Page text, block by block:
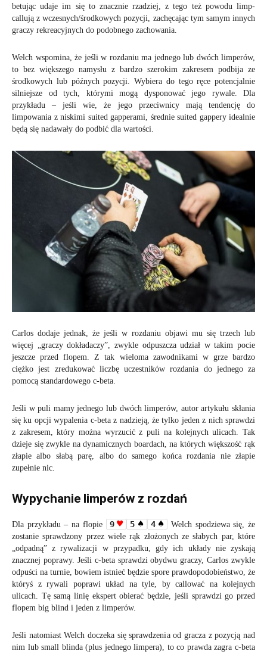
betując udaje im się to znacznie rzadziej, z tego też powodu limp-
callują z wczesnych/środkowych pozycji, zachęcając tym samym innych
graczy rekreacyjnych do podobnego zachowania.
Welch wspomina, że jeśli w rozdaniu ma jednego lub dwóch limperów,
to bez większego namysłu z bardzo szerokim zakresem podbija ze
środkowych lub późnych pozycji. Wybiera do tego ręce potencjalnie
silniejsze od tych, którymi mogą dysponować jego rywale. Dla
przykładu – jeśli wie, że jego przeciwnicy mają tendencję do
limpowania z niskimi suited gapperami, średnie suited gappery idealnie
będą się nadawały do podbić dla wartości.
Carlos dodaje jednak, że jeśli w rozdaniu objawi mu się trzech lub
więcej „graczy dokładaczy”, zwykle odpuszcza udział w takim pocie
jeszcze przed flopem. Z tak wieloma zawodnikami w grze bardzo
ciężko jest zredukować liczbę uczestników rozdania do jednego za
pomocą standardowego c-beta.
Jeśli w puli mamy jednego lub dwóch limperów, autor artykułu skłania
się ku opcji wypalenia c-beta z nadzieją, że tylko jeden z nich sprawdzi
z zakresem, który można wyrzucić z puli na kolejnych ulicach. Tak
dzieje się zwykle na dynamicznych boardach, na których większość rąk
złapie albo słabą parę, albo do samego końca rozdania nie złapie
zupełnie nic.
Wypychanie limperów z rozdań
Dla przykładu – na flopie 9 5 4
Welch spodziewa się, że
zostanie sprawdzony przez wiele rąk złożonych ze słabych par, które
„odpadną” z rywalizacji w przypadku, gdy ich układy nie zyskają
znacznej poprawy. Jeśli c-beta sprawdzi obydwu graczy, Carlos zwykle
odpuści na turnie, bowiem istnieć będzie spore prawdopodobieństwo, że
któryś z rywali poprawi układ na tyle, by callować na kolejnych
ulicach. Tę samą linię ekspert obierać będzie, jeśli sprawdzi go przed
flopem big blind i jeden z limperów.
Jeśli natomiast Welch doczeka się sprawdzenia od gracza z pozycją nad
nim lub small blinda (plus jednego limpera), to co prawda zagra c-beta